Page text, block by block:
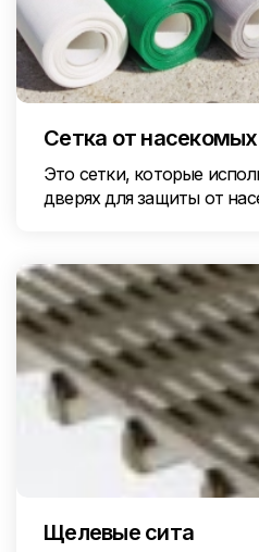
Сетка от насекомых
Это сетки, которые
дверях для защиты от
Щелевые сита